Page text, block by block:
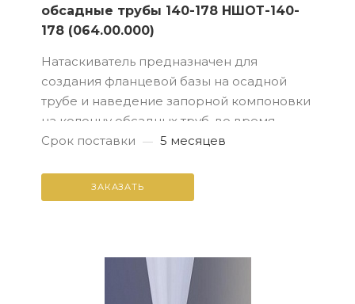
обсадные трубы 140-178 НШОТ-140-
178 (064.00.000)
Натаскиватель предназначен для
создания фланцевой базы на осадной
трубе и наведение запорной компоновки
на колонну обсадных труб, во время
работ по ликвидации открытых нефтяных
Срок поставки — 5 месяцев
ЗАКАЗАТЬ